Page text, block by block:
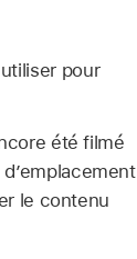
pour
été filmé
le contenu